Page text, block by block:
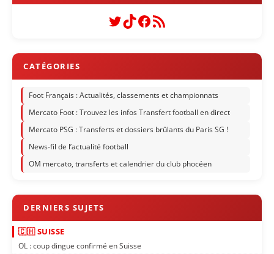
Twitter
TikTok
Facebook
Flux RSS
Foot Français : Actualités, classements et championnats
Mercato Foot : Trouvez les infos Transfert football en direct
Mercato PSG : Transferts et dossiers brûlants du Paris SG !
News-fil de l’actualité football
OM mercato, transferts et calendrier du club phocéen
🇨🇭 SUISSE
OL : coup dingue confirmé en Suisse